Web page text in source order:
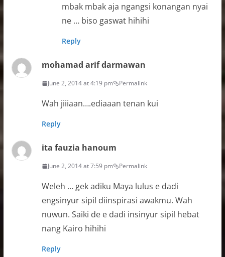
mbak mbak aja ngangsi konangan nyai
ne … biso gaswat hihihi
Reply
mohamad arif darmawan
June 2, 2014 at 4:19 pm Permalink
Wah jiiiaan….ediaaan tenan kui
Reply
ita fauzia hanoum
June 2, 2014 at 7:59 pm Permalink
Weleh … gek adiku Maya lulus e dadi
engsinyur sipil diinspirasi awakmu. Wah
nuwun. Saiki de e dadi insinyur sipil hebat
nang Kairo hihihi
Reply